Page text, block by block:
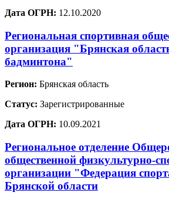
Дата ОГРН: 12.10.2020
Региональная спортивная
организация "Брянская
бадминтона"
Регион: Брянская область
Статус: Зарегистрированные
Дата ОГРН: 10.09.2021
Региональное отделение
общественной физкультурно-
организации "Федерация
Брянской области